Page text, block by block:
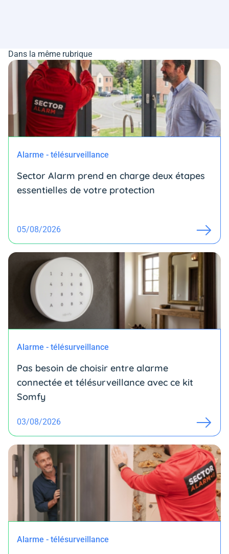
Dans la même rubrique
Alarme - télésurveillance
Sector Alarm prend en charge deux étapes
essentielles de votre protection
05/08/2026
Alarme - télésurveillance
Pas besoin de choisir entre alarme
connectée et télésurveillance avec ce kit
Somfy
03/08/2026
Alarme - télésurveillance